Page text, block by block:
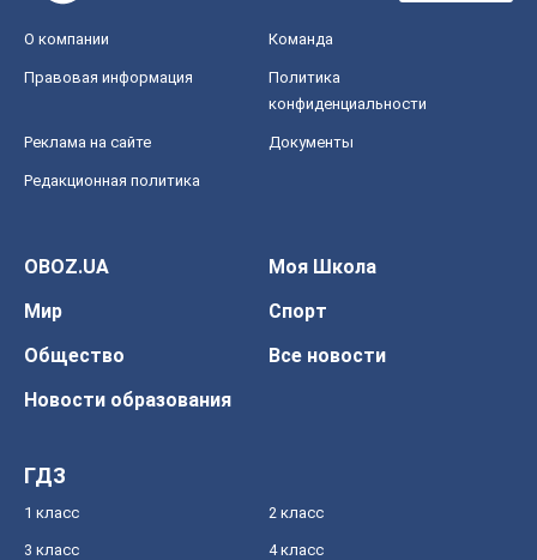
О компании Команда
Правовая информация
Политика
конфиденциальности
Реклама на сайте Документы
Редакционная политика
OBOZ.UA
Моя Школа
Мир
Спорт
Общество
Все новости
Новости образования
ГДЗ
1 класс 2 класс
3 класс 4 класс